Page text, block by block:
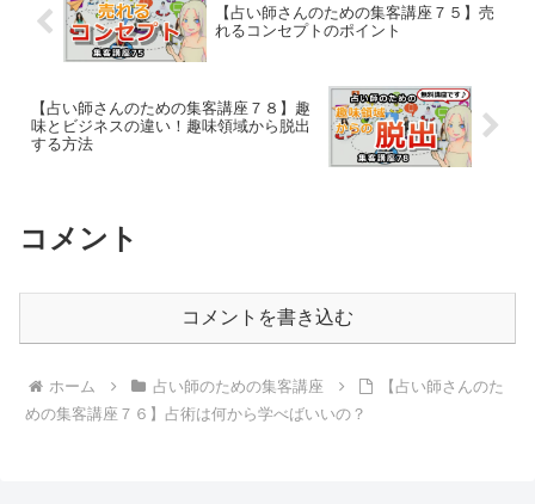
【占い師さんのための集客講座７５】売
れるコンセプトのポイント
【占い師さんのための集客講座７８】趣
味とビジネスの違い！趣味領域から脱出
する方法
コメント
コメントを書き込む
ホーム 占い師のための集客講座
【占い師さんのた
めの集客講座７６】占術は何から学べばいいの？